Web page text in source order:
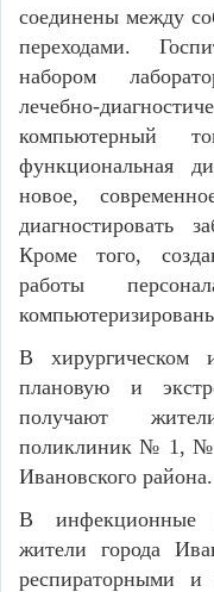
соединены между
переходами.
набором
лечебно-
компьютерный
функциональная
новое,
диагностировать
Кроме того,
работы
В хирургическом
плановую и
получают
поликлиник № 1, №
Ивановского района.
В инфекционные
жители города
респираторными